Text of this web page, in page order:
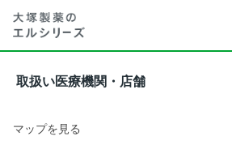
取扱い医療機関・店舗
マップを見る